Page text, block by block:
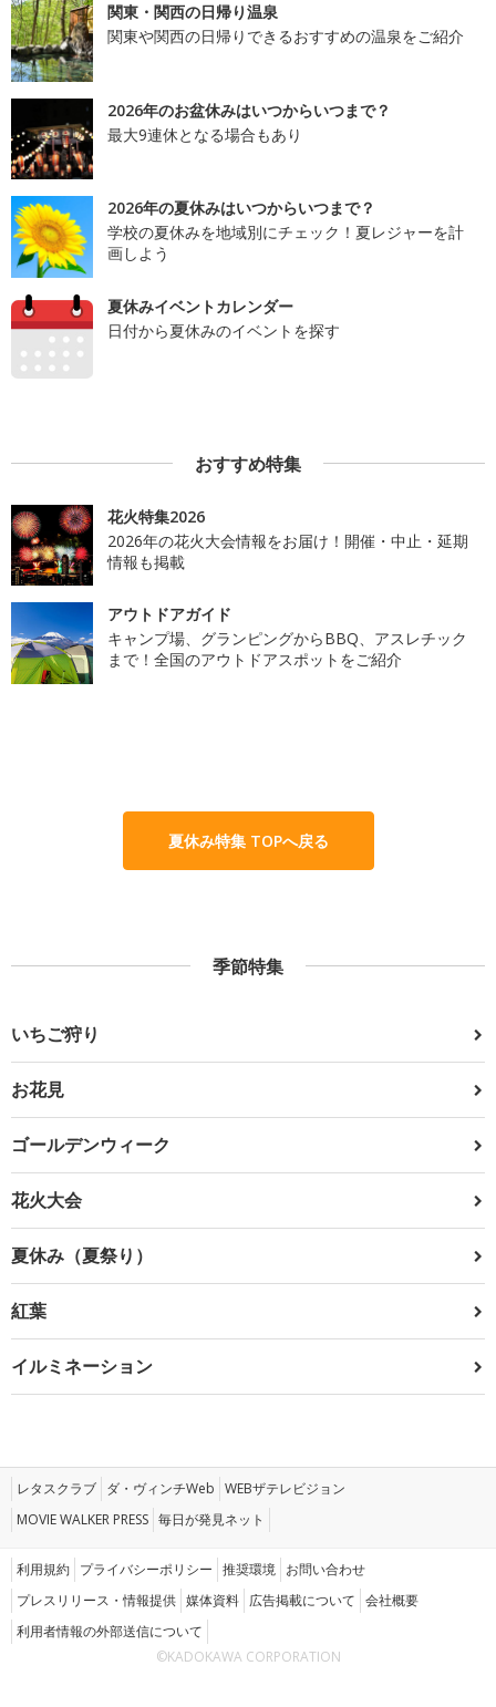
関東・関西の日帰り温泉
関東や関西の日帰りできるおすすめの温泉をご紹介
2026年のお盆休みはいつからいつまで？
最大9連休となる場合もあり
2026年の夏休みはいつからいつまで？
学校の夏休みを地域別にチェック！夏レジャーを計
画しよう
夏休みイベントカレンダー
日付から夏休みのイベントを探す
おすすめ特集
花火特集2026
2026年の花火大会情報をお届け！開催・中止・延期
情報も掲載
アウトドアガイド
キャンプ場、グランピングからBBQ、アスレチック
まで！全国のアウトドアスポットをご紹介
夏休み特集 TOPへ戻る
季節特集
いちご狩り
お花見
ゴールデンウィーク
花火大会
夏休み（夏祭り）
紅葉
イルミネーション
レタスクラブ ダ・ヴィンチWeb WEBザテレビジョン
MOVIE WALKER PRESS 毎日が発見ネット
利用規約 プライバシーポリシー 推奨環境 お問い合わせ
プレスリリース・情報提供 媒体資料 広告掲載について 会社概要
利用者情報の外部送信について
©KADOKAWA CORPORATION